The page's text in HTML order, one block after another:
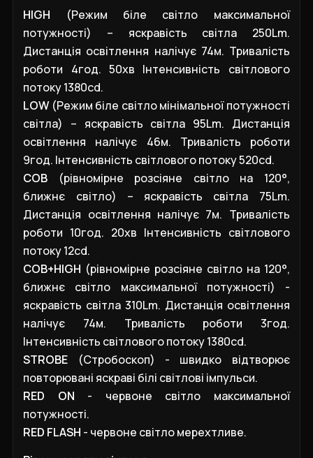
HIGH (Режим біле світло максимальної
потужності) – яскравість світла 250Lm.
Дистанція освітлення налічує 74м. Тривалість
роботи 4год. 50хв Інтенсивність світлового
потоку 1380cd.
LOW(Режим біле світло мінімальної потужності
світла) – яскравість світла 95Lm. Дистанція
освітлення налічує 46м. Тривалість роботи
9год. Інтенсивність світлового потоку 520cd.
COB (рівномірне розсіяне світло на 120°,
ближнє світло) – яскравість світла 75Lm.
Дистанція освітлення налічує 7м. Тривалість
роботи 10год. 20хв Інтенсивність світлового
потоку 12cd.
COB+HIGH (рівномірне розсіяне світло на 120°,
ближнє світло максимальної потужності) -
яскравість світла 310Lm. Дистанція освітлення
налічує 74м. Тривалість роботи 3год.
Інтенсивність світлового потоку 1380cd.
STROBE (Стробоскоп) - швидко відтворює
повторювані яскраві білі світлові імпульси.
RED ON - червоне світло максимальної
потужності.
RED FLASH - червоне світло мерехтливе.